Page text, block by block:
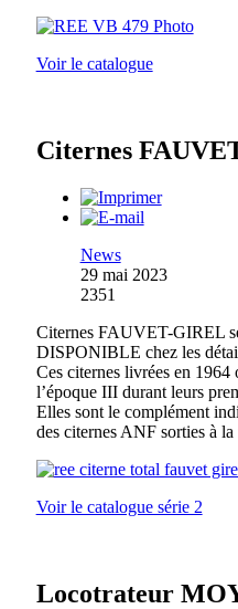
Voir le catalogue
Citernes
News
29 mai 2023
2351
Citernes FAUVET-GIREL
DISPONIBLE chez les
Ces citernes livrées en 1964
l’époque III durant leurs
Elles sont le complément
des citernes ANF sorties à la
Voir le catalogue série 2
Locotrateur